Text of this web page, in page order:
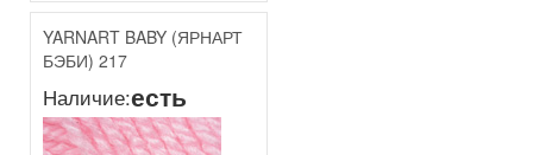
YARNART BABY (ЯРНАРТ
БЭБИ) 217
Наличие:есть